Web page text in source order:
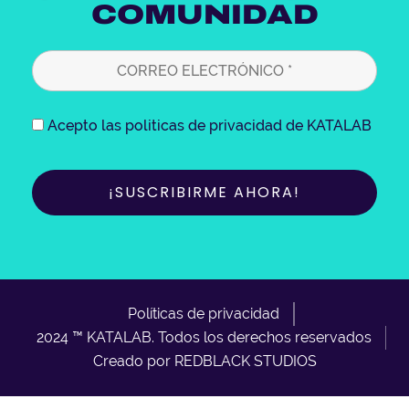
m
COMUNIDAD
Acepto las politicas de privacidad de KATALAB
Políticas de privacidad
2024 ™ KATALAB. Todos los derechos reservados
Creado por REDBLACK STUDIOS